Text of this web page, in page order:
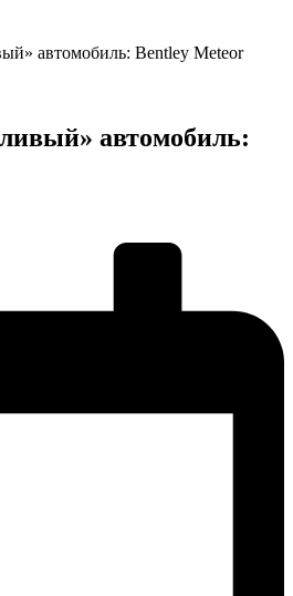
автомобиль: Bentley Meteor
автомобиль: